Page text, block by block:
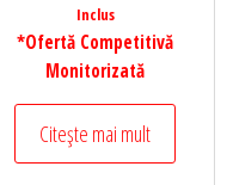
Inclus
*Ofertă Competitivă
Monitorizată
Citește mai mult